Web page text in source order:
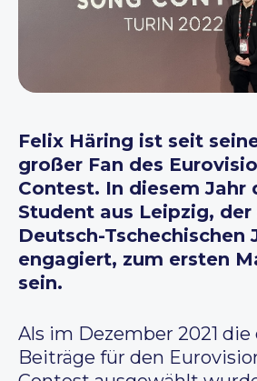
Felix Häring ist seit
großer Fan des
Contest. In diesem Jahr
Student aus Leipzig,
Deutsch-Tschechischen
engagiert, zum ersten
sein.
Als im Dezember 2021 die
Beiträge für den